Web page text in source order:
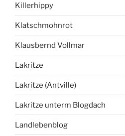
Killerhippy
Klatschmohnrot
Klausbernd Vollmar
Lakritze
Lakritze (Antville)
Lakritze unterm Blogdach
Landlebenblog